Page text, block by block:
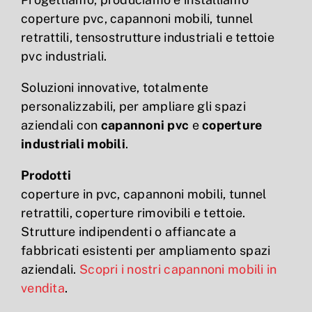
coperture pvc, capannoni mobili, tunnel
retrattili, tensostrutture industriali e tettoie
pvc industriali.
Soluzioni innovative, totalmente
personalizzabili, per ampliare gli spazi
aziendali con capannoni pvc ecoperture
industriali mobili.
Prodotti
coperture in pvc, capannoni mobili, tunnel
retrattili, coperture rimovibili e tettoie.
Strutture indipendenti o affiancate a
fabbricati esistenti per ampliamento spazi
aziendali. Scopri i nostri capannoni mobili in
vendita.